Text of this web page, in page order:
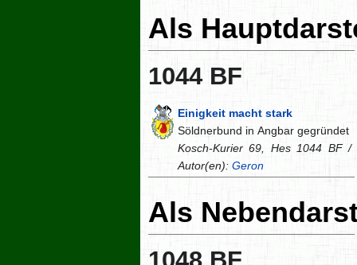
Als
1044 BF
Einigkeit macht stark
Söldnerbund in Angbar gegründet
Kosch-Kurier 69, Hes 1044 BF /
Autor(en): Geron
Als
1048 BF